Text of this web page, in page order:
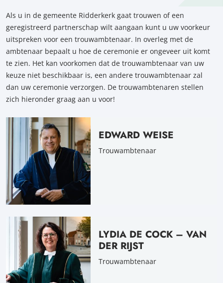
Als u in de gemeente Ridderkerk gaat trouwen of een
geregistreerd partnerschap wilt aangaan kunt u uw voorkeur
uitspreken voor een trouwambtenaar. In overleg met de
ambtenaar bepaalt u hoe de ceremonie er ongeveer uit komt
te zien. Het kan voorkomen dat de trouwambtenaar van uw
keuze niet beschikbaar is, een andere trouwambtenaar zal
dan uw ceremonie verzorgen. De trouwambtenaren stellen
zich hieronder graag aan u voor!
EDWARD WEISE
Trouwambtenaar
LYDIA DE COCK – VAN
DER RIJST
Trouwambtenaar